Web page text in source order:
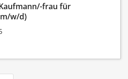
frau für
w/d)